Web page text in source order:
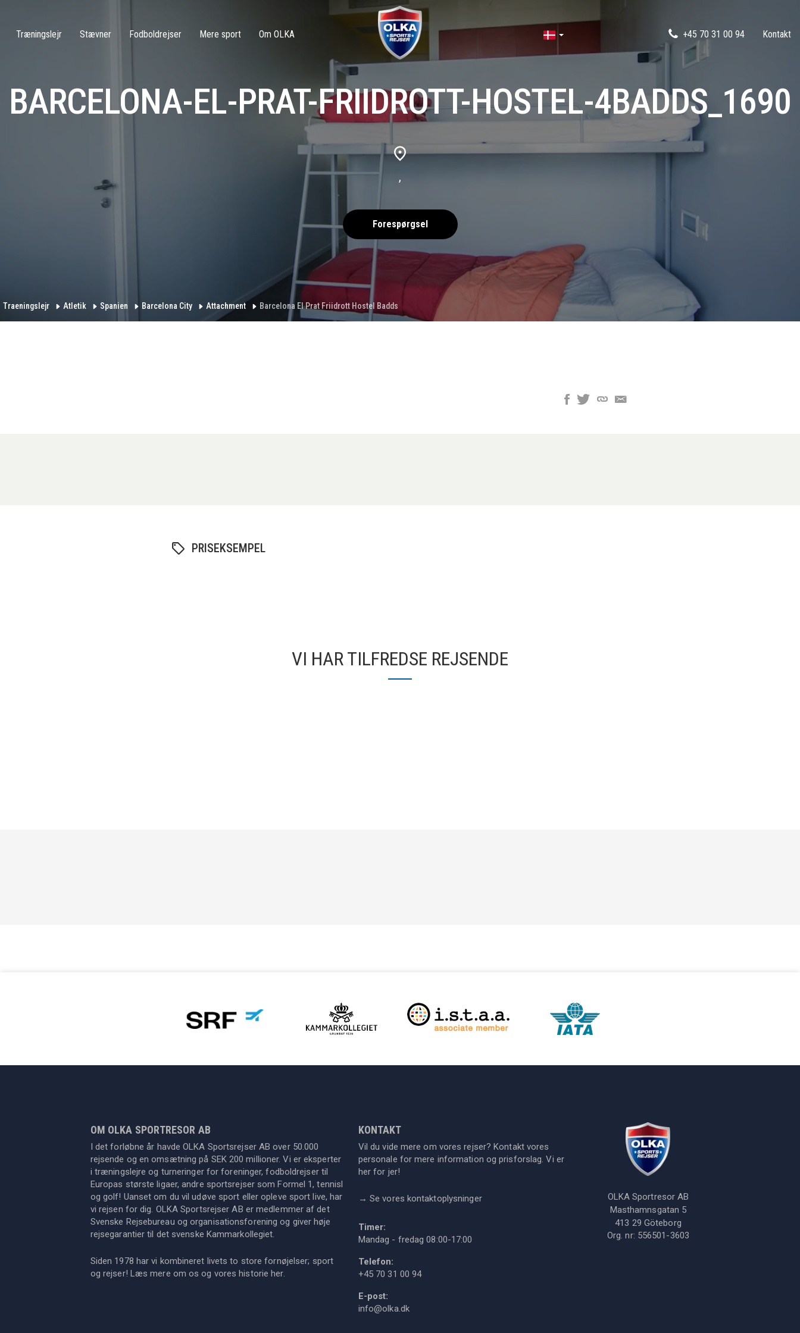
Træningslejr Stævner Fodboldrejser Mere sport Om OLKA +45 70 31 00 94 Kontakt
BARCELONA-EL-PRAT-FRIIDROTT-HOSTEL-4BADDS_1690
,
Forespørgsel
Traeningslejr Atletik Spanien Barcelona City Attachment Barcelona El Prat Friidrott Hostel Badds
PRISEKSEMPEL
VI HAR TILFREDSE REJSENDE
OM OLKA SPORTRESOR AB
I det forløbne år havde OLKA Sportsrejser AB over 50.000
rejsende og en omsætning på SEK 200 millioner. Vi er eksperter
i træningslejre og turneringer for foreninger, fodboldrejser til
Europas største ligaer, andre sportsrejser som Formel 1, tennisl
og golf! Uanset om du vil udøve sport eller opleve sport live, har
vi rejsen for dig. OLKA Sportsrejser AB er medlemmer af det
Svenske Rejsebureau og organisationsforening og giver høje
rejsegarantier til det svenske Kammarkollegiet.
Siden 1978 har vi kombineret livets to store fornøjelser; sport
og rejser! Læs mere om os og vores historieher.
KONTAKT
Vil du vide mere om vores rejser? Kontakt vores
personale for mere information og prisforslag. Vi er
her for jer!
→ Se vores kontaktoplysninger
Timer:
Mandag - fredag 08:00-17:00
Telefon:
+45 70 31 00 94
E-post:
info@olka.dk
OLKA Sportresor AB
Masthamnsgatan 5
413 29 Göteborg
Org. nr: 556501-3603